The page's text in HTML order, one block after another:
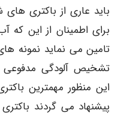
باید عاری از باکتری
برای اطمینان از این که
تامین می نماید نمونه
تشخیص آلودگی مدفوعی
این منظور مهمترین
پیشنهاد می گردند